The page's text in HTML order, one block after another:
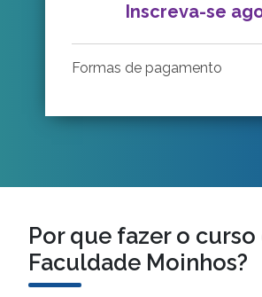
Inscreva-se
Formas de pagamento
Por que fazer o curso
Faculdade Moinhos?